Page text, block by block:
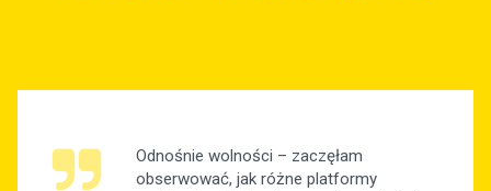
Odnośnie wolności – zaczęłam
obserwować, jak różne platformy